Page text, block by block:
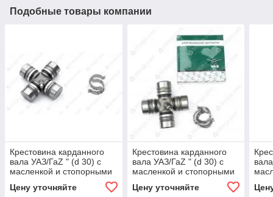
Подобные товары компании
Крестовина карданного
вала УАЗ/ГаZ " (d 30) с
масленкой и стопорными
Цену уточняйте
Крестовина карданного
вала УАЗ/ГаZ " (d 30) с
масленкой и стопорными
Цену уточняйте